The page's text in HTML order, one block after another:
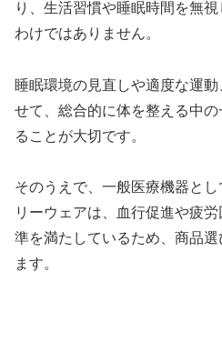
り、生活習慣や睡眠時間を無
わけではありません。
睡眠環境の見直しや適度な運
せて、総合的に体を整える中
ることが大切です。
そのうえで、一般医療機器と
リーウェアは、血行促進や疲
準を満たしているため、商品
ます。